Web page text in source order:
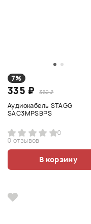
7%
335 ₽ 360 ₽
Аудиокабель STAGG
SAC3MPSBPS
0
0 отзывов
В корзину